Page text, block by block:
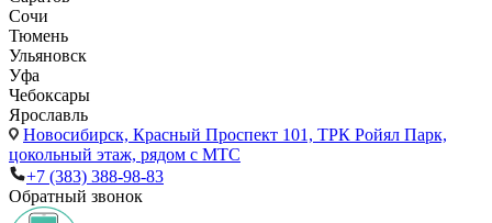
Сочи
Тюмень
Ульяновск
Уфа
Чебоксары
Ярославль
Новосибирск, Красный Проспект 101, ТРК Ройял Парк,
цокольный этаж, рядом с МТС
+7 (383) 388-98-83
Обратный звонок